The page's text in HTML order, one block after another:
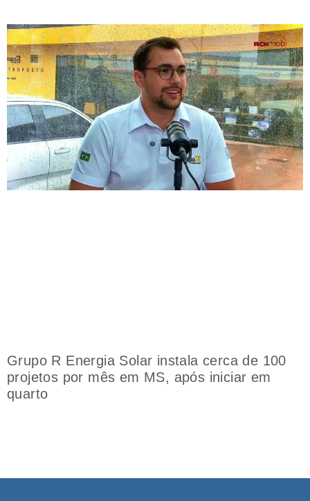
Grupo R Energia Solar instala cerca de 100
projetos por mês em MS, após iniciar em
quarto